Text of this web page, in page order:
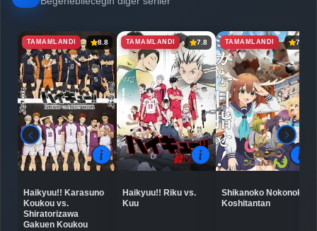
TAMAMLANDI 8.8
Haikyuu!! Karasuno
Koukou vs.
Shiratorizawa
Gakuen Koukou
TAMAMLANDI 7.8
Haikyuu!! Riku vs.
Kuu
TAMAMLANDI 7.0
Shikanoko Nokonoko
Koshitantan